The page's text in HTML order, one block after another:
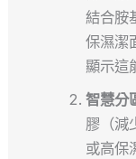
結合胺
保濕潔
顯示這
智慧分
膠（減
或高保